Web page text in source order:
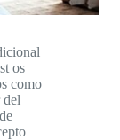
os
como
del